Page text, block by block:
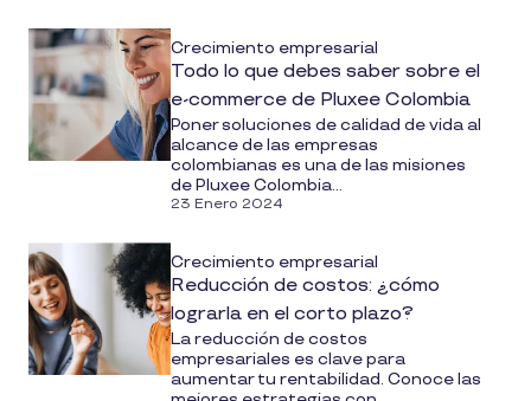
Crecimiento empresarial
Todo lo que debes saber sobre el
e-commerce de Pluxee Colombia
Poner soluciones de calidad de vida al
alcance de las empresas
colombianas es una de las misiones
de Pluxee Colombia...
23 Enero 2024
Crecimiento empresarial
Reducción de costos: ¿cómo
lograrla en el corto plazo?
La reducción de costos
empresariales es clave para
aumentar tu rentabilidad. Conoce las